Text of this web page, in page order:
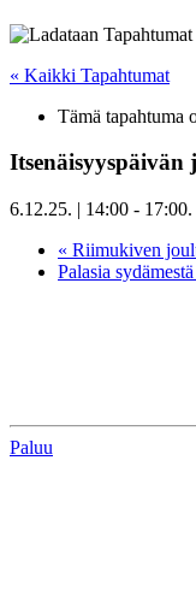
« Kaikki Tapahtumat
Tämä tapahtuma
Itsenäisyyspäivän
6.12.25. | 14:00 - 17:00.
« Riimukiven
Palasia
Paluu